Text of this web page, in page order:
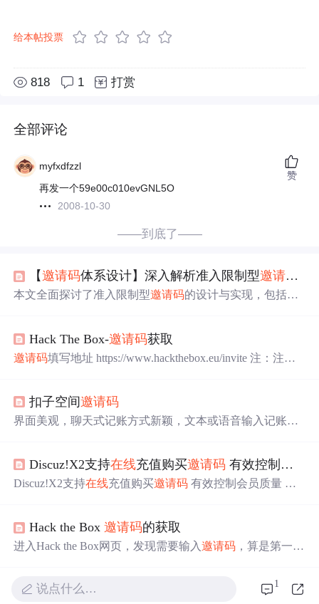
给本帖投票
818 1 打赏
全部评论
myfxdfzzl
再发一个59e00c010evGNL5O
2008-10-30
赞
——到底了——
【邀请码体系设计】深入解析准入限制型邀请码
本文全面探讨了准入限制型邀请码的设计与实现，包括邀
式ID生成，以及增量检查与回退机制等生成方案。此外，
还探讨了包括定时任务扫描、惰性过期验证，以及混合过
Hack The Box-邀请码获取
邀请码填写地址 https://www.hackthebox.eu/invite 注：注册
翻，找到join 可以灵活运用ctrl+f 点开 如图: 点击F12（审查
元素/检查/查看源代码） 找到这个js脚本，如图 我们知道
扣子空间邀请码
界面美观，聊天式记账方式新颖，文本或语音输入记账快
高效。发现免费在线工具集！
Discuz!X2支持在线充值购买邀请码 有效控制会员质量
Discuz!X2支持在线充值购买邀请码 有效控制会员质量 什
有？不容置疑，当然是拥有黄金的家庭；同样，拥有高质
量会员的论坛就像拥有黄金的家庭，这样的论坛价值更
员质量而费尽心思，找不到一些好的方法；
Hack the Box邀请码的获取
进入Hack the Box网页，发现需要输入邀请码 ，算是第一道
eqre gb trarengr gur vaivgr pbqr, znxr n CBFG erdhrfg gb /ncv/v
说点什么… 1